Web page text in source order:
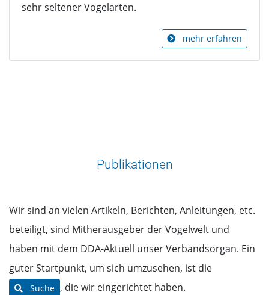
sehr seltener Vogelarten.
mehr erfahren
Publikationen
Wir sind an vielen Artikeln, Berichten, Anleitungen, etc.
beteiligt, sind Mitherausgeber der Vogelwelt und
haben mit dem DDA-Aktuell unser Verbandsorgan. Ein
guter Startpunkt, um sich umzusehen, ist die
Suche , die wir eingerichtet haben.